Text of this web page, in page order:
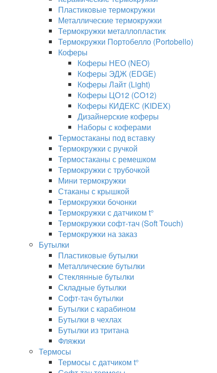
Пластиковые термокружки
Металлические термокружки
Термокружки металлопластик
Термокружки Портобелло (Portobello)
Коферы
Коферы НЕО (NEO)
Коферы ЭДЖ (EDGE)
Коферы Лайт (Light)
Коферы ЦО12 (CO12)
Коферы КИДЕКС (KIDEX)
Дизайнерские коферы
Наборы с коферами
Термостаканы под вставку
Термокружки с ручкой
Термостаканы с ремешком
Термокружки с трубочкой
Мини термокружки
Стаканы с крышкой
Термокружки бочонки
Термокружки с датчиком t°
Термокружки софт-тач (Soft Touch)
Термокружки на заказ
Бутылки
Пластиковые бутылки
Металлические бутылки
Стеклянные бутылки
Складные бутылки
Софт-тач бутылки
Бутылки с карабином
Бутылки в чехлах
Бутылки из тритана
Фляжки
Термосы
Термосы с датчиком t°